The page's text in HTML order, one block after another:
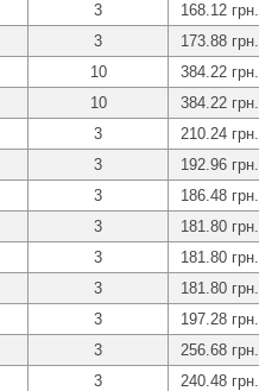
3 168.12 грн.
3 173.88 грн.
10 384.22 грн.
10 384.22 грн.
3 210.24 грн.
3 192.96 грн.
3 186.48 грн.
3 181.80 грн.
3 181.80 грн.
3 181.80 грн.
3 197.28 грн.
3 256.68 грн.
3 240.48 грн.